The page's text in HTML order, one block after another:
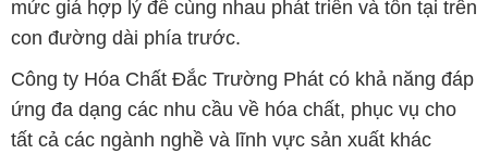
mức giá hợp lý để cùng nhau phát triển và tồn tại trên
con đường dài phía trước.
Công ty Hóa Chất Đắc Trường Phát có khả năng đáp
ứng đa dạng các nhu cầu về hóa chất, phục vụ cho
tất cả các ngành nghề và lĩnh vực sản xuất khác